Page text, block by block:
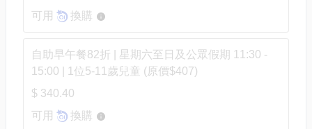
可用
換購
自助早午餐82折 | 星期六至日及公眾假期 11:30 -
15:00 | 1位5-11歲兒童 (原價$407)
$ 340.40
可用
換購